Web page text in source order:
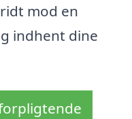
mod en
indhent dine